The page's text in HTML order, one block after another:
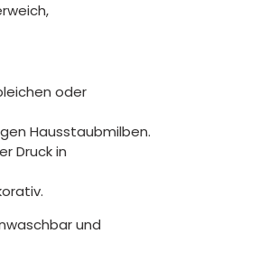
oder
Hausstaubmilben.
Druck in
und